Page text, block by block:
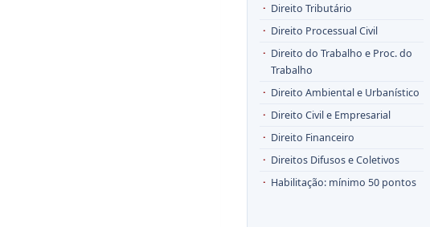
Direito Tributário
Direito Processual Civil
Direito do Trabalho e Proc. do
Trabalho
Direito Ambiental e Urbanístico
Direito Civil e Empresarial
Direito Financeiro
Direitos Difusos e Coletivos
Habilitação: mínimo 50 pontos